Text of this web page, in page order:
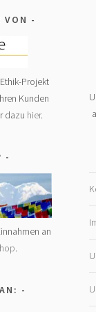
VON
Projekt
Kunden
dazu hier.
an
.